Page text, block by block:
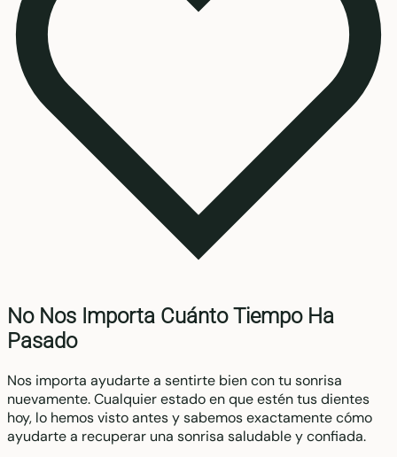
No Nos Importa Cuánto Tiempo Ha
Pasado
Nos importa ayudarte a sentirte bien con tu sonrisa
nuevamente. Cualquier estado en que estén tus dientes
hoy, lo hemos visto antes y sabemos exactamente cómo
ayudarte a recuperar una sonrisa saludable y confiada.